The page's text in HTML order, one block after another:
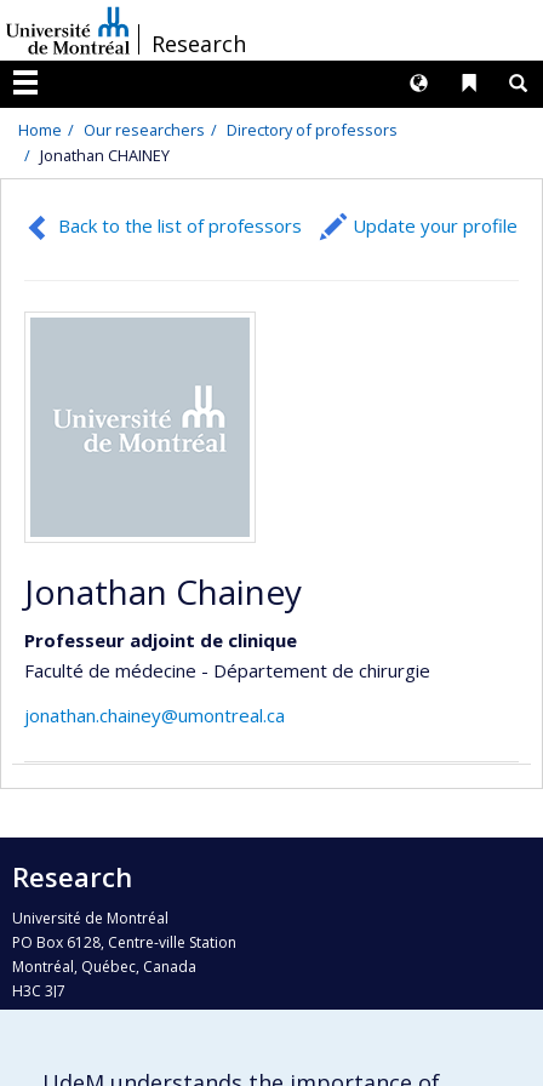
au
contenu
/Research
Menu
Liens
Langues
Home Our researchers
Directory of professors
Jonathan CHAINEY
Back to the list of professors Update your profile
Jonathan Chainey
Professeur adjoint de clinique
Faculté de médecine - Département de chirurgie
jonathan.chainey@umontreal.ca
Research
Université de Montréal
PO Box 6128, Centre-ville Station
Montréal, Québec, Canada
H3C 3J7